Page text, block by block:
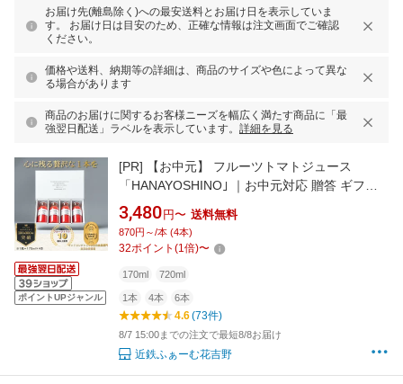
お届け先(離島除く)への最安送料とお届け日を表示していま
す。 お届け日は目安のため、正確な情報は注文画面でご確認
ください。
価格や送料、納期等の詳細は、商品のサイズや色によって異な
る場合があります
商品のお届けに関するお客様ニーズを幅広く満たす商品に「最
強翌日配送」ラベルを表示しています。 詳細を見る
ポイントUPジャンル
[PR]
【お中元】 フルーツトマトジュース
「HANAYOSHINO｣ ｜お中元対応 贈答 ギフト
プレゼント 砂糖 保存料 無添加 ストレート 製法
国産 化粧箱 誕生日 送料無料 定期購入 高級 フ
ルーツ | 170ml 4本 6本 12本 大瓶（720ml）
3,480 円〜 送料無料
870円～/本 (4本)
32ポイント (1倍)〜
170ml 720ml
1本 4本 6本
4.6(73件)
8/7 15:00までの注文で最短8/8お届け
近鉄ふぁーむ花吉野